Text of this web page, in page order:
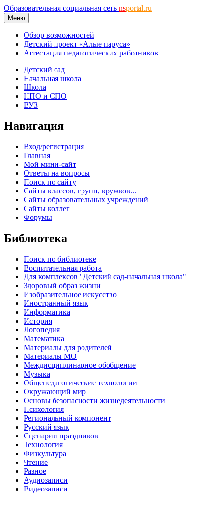
Образовательная социальная сеть nsportal.ru
Меню
Обзор возможностей
Детский проект «Алые паруса»
Аттестация педагогических работников
Детский сад
Начальная школа
Школа
НПО и СПО
ВУЗ
Навигация
Вход/регистрация
Главная
Мой мини-сайт
Ответы на вопросы
Поиск по сайту
Сайты классов, групп, кружков...
Сайты образовательных учреждений
Сайты коллег
Форумы
Библиотека
Поиск по библиотеке
Воспитательная работа
Для комплексов "Детский сад-начальная школа"
Здоровый образ жизни
Изобразительное искусство
Иностранный язык
Информатика
История
Логопедия
Математика
Материалы для родителей
Материалы МО
Междисциплинарное обобщение
Музыка
Общепедагогические технологии
Окружающий мир
Основы безопасности жизнедеятельности
Психология
Региональный компонент
Русский язык
Сценарии праздников
Технология
Физкультура
Чтение
Разное
Аудиозаписи
Видеозаписи